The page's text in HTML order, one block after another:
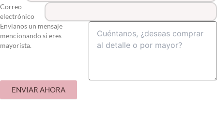
Correo
electrónico
Envianos un mensaje
mencionando si eres
mayorista.
ENVIAR AHORA